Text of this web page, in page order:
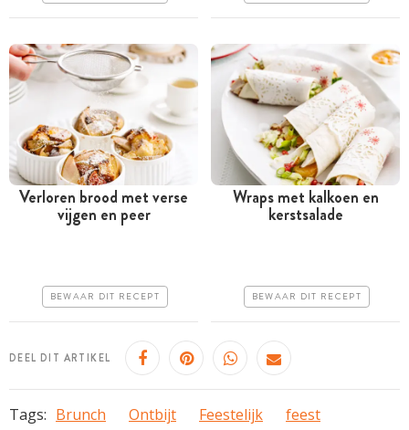
Tussen 30 minuten en 1
Verloren brood met verse
vijgen en peer
BEWAAR DIT RECEPT
Minder dan 30 minuten
Erg makkelijk
Wraps met kalkoen en
kerstsalade
BEWAAR DIT RECEPT
DEEL DIT ARTIKEL
Tags: Brunch Ontbijt Feestelijk
feest